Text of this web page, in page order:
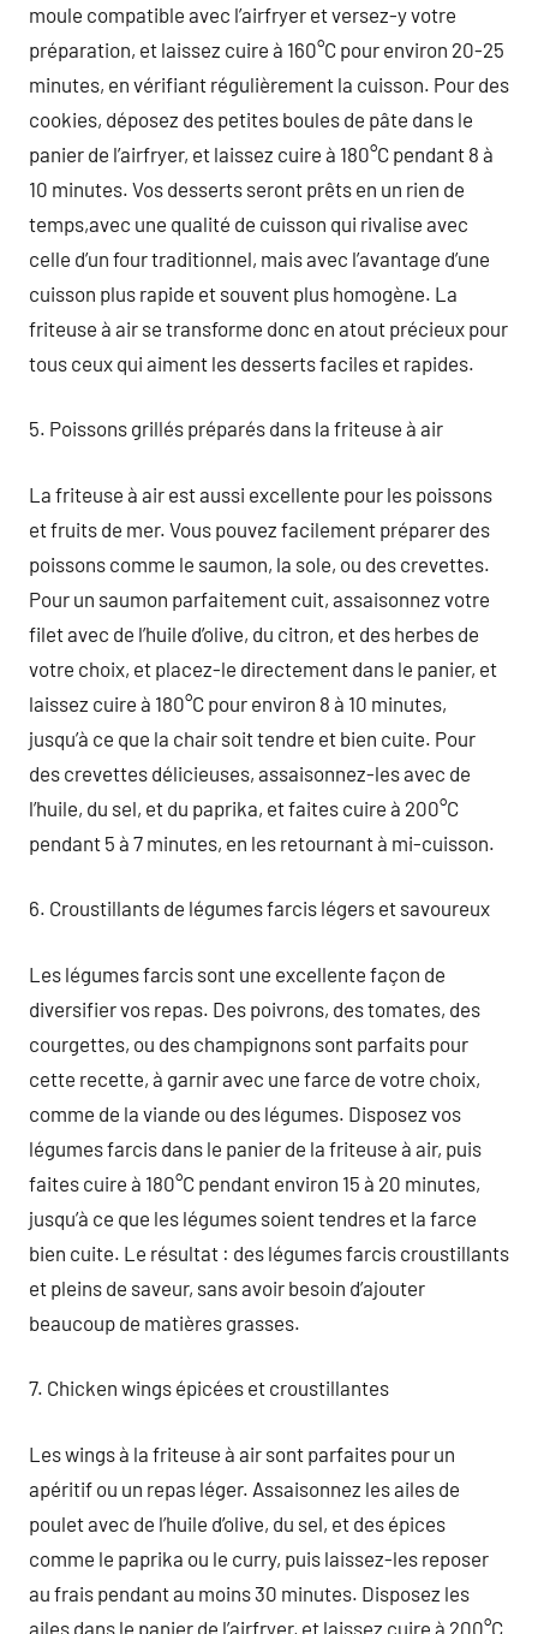
moule compatible avec l’airfryer et versez-y votre
préparation, et laissez cuire à 160°C pour environ 20-25
minutes, en vérifiant régulièrement la cuisson. Pour des
cookies, déposez des petites boules de pâte dans le
panier de l’airfryer, et laissez cuire à 180°C pendant 8 à
10 minutes. Vos desserts seront prêts en un rien de
temps,avec une qualité de cuisson qui rivalise avec
celle d’un four traditionnel, mais avec l’avantage d’une
cuisson plus rapide et souvent plus homogène. La
friteuse à air se transforme donc en atout précieux pour
tous ceux qui aiment les desserts faciles et rapides.
5. Poissons grillés préparés dans la friteuse à air
La friteuse à air est aussi excellente pour les poissons
et fruits de mer. Vous pouvez facilement préparer des
poissons comme le saumon, la sole, ou des crevettes.
Pour un saumon parfaitement cuit, assaisonnez votre
filet avec de l’huile d’olive, du citron, et des herbes de
votre choix, et placez-le directement dans le panier, et
laissez cuire à 180°C pour environ 8 à 10 minutes,
jusqu’à ce que la chair soit tendre et bien cuite. Pour
des crevettes délicieuses, assaisonnez-les avec de
l’huile, du sel, et du paprika, et faites cuire à 200°C
pendant 5 à 7 minutes, en les retournant à mi-cuisson.
6. Croustillants de légumes farcis légers et savoureux
Les légumes farcis sont une excellente façon de
diversifier vos repas. Des poivrons, des tomates, des
courgettes, ou des champignons sont parfaits pour
cette recette, à garnir avec une farce de votre choix,
comme de la viande ou des légumes. Disposez vos
légumes farcis dans le panier de la friteuse à air, puis
faites cuire à 180°C pendant environ 15 à 20 minutes,
jusqu’à ce que les légumes soient tendres et la farce
bien cuite. Le résultat : des légumes farcis croustillants
et pleins de saveur, sans avoir besoin d’ajouter
beaucoup de matières grasses.
7. Chicken wings épicées et croustillantes
Les wings à la friteuse à air sont parfaites pour un
apéritif ou un repas léger. Assaisonnez les ailes de
poulet avec de l’huile d’olive, du sel, et des épices
comme le paprika ou le curry, puis laissez-les reposer
au frais pendant au moins 30 minutes. Disposez les
ailes dans le panier de l’airfryer, et laissez cuire à 200°C